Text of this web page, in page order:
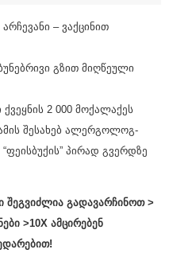
– ვაქცინით
გზით მიღწეული
2 000 მოქალაქეს
შესახებ ალერგოლოგ-
პირად გვერდზე
შეგვიძლია გადავარჩინოთ >
>10X ამცირებენ